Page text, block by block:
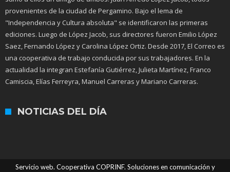
provenientes de la ciudad de Pergamino. Bajo el lema de
"Independencia y Cultura absoluta" se identificaron las primeras
ediciones. Luego de López Jacob, sus directores fueron Emilio López
Saez, Fernando López y Carolina López Ortiz. Desde 2017, El Correo es
una cooperativa de trabajo conducida por sus trabajadores. En la
actualidad la integran Estefanía Gutiérrez, Julieta Martínez, Franco
Camiscia, Elías Ferreyra, Manuel Carreras y Mariano Carreras.
NOTICIAS DEL DÍA
Servicio web. Cooperativa COPRINF. Soluciones en comunicación y